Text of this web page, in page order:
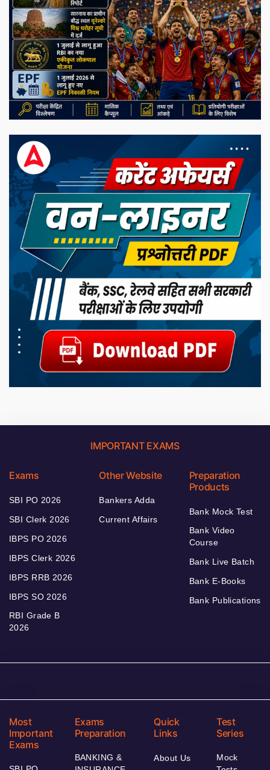
IMPORTANT EXAMS
Exams
SBI PO 2026
SBI Clerk 2026
IBPS PO 2026
IBPS Clerk 2026
IBPS RRB 2026
IBPS SO 2026
RBI Grade B
2026
Other Website
Bankers Adda
Current Affairs
Preparation
Products
Bank Mock Test
Bank Video
Course
Bank Live Batch
Bank E-Books
Bank Publications
Most
Important
Exams
Exams
Preparation
BANKING &
Quick
Links
About Us
Test
Series
Mock